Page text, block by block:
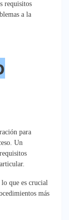
requisitos
a la
para
Un
que es crucial
más